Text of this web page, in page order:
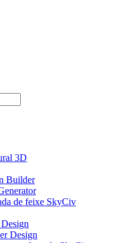
3D
Builder
de feixe SkyCiv
Design